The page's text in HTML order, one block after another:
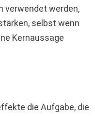
verwendet werden,
selbst wenn
Kernaussage
die Aufgabe, die